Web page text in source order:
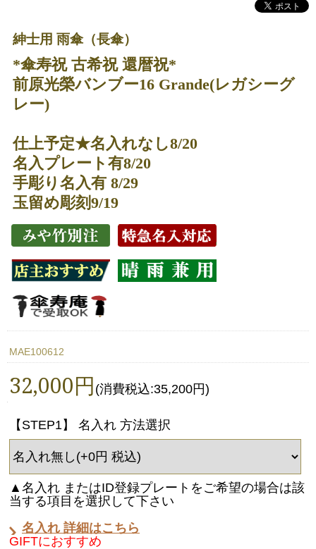
紳士用 雨傘（長傘）
*傘寿祝 古希祝 還暦祝*
前原光榮バンブー16 Grande(レガシーグ
レー)
仕上予定★名入れなし8/20
名入プレート有8/20
手彫り名入有 8/29
玉留め彫刻9/19
MAE100612
32,000円 (消費税込:35,200円)
【STEP1】 名入れ 方法選択
▲名入れ またはID登録プレートをご希望の場合は該
当する項目を選択して下さい
名入れ 詳細はこちら
GIFTにおすすめ